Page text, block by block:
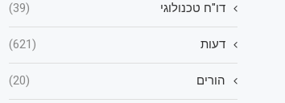
דו"ח טכנולוגי (39)
דעות (621)
הורים (20)